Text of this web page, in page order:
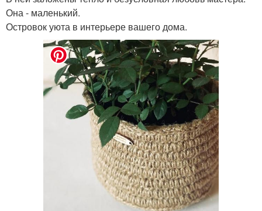
Она - маленький.
Островок уюта в интерьере вашего дома.